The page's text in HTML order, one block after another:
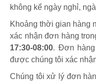
không kể ngày nghỉ,
Khoảng thời gian hàng
xác nhận đơn hàng
17:30-08:00. Đơn
được chúng tôi xác
Chúng tôi xử lý đơn